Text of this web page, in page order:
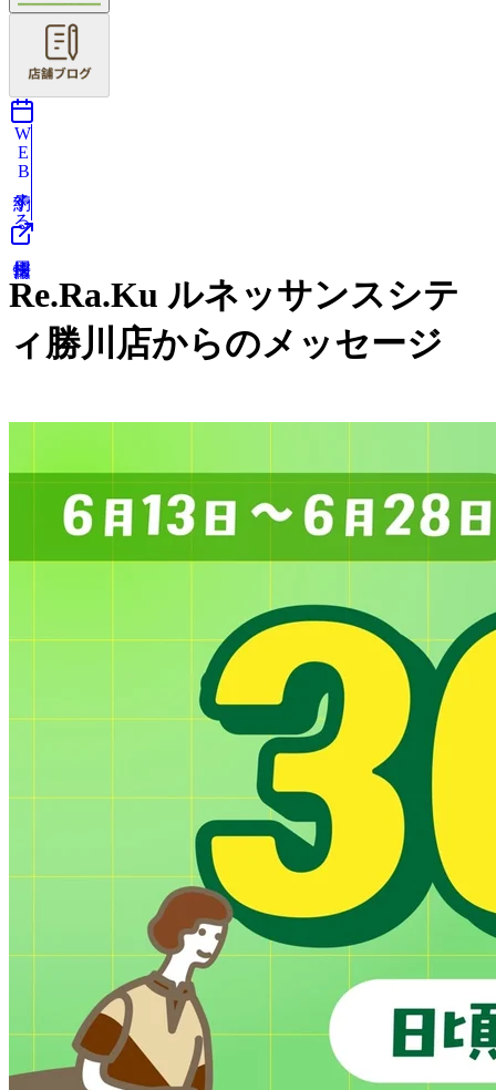
WEB予約する
Re.Ra.Ku ルネッサンスシテ
ィ勝川店からのメッセージ